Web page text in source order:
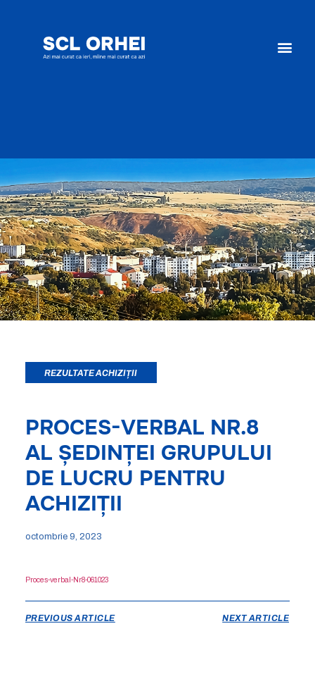
REZULTATE ACHIZIȚII
PROCES-VERBAL NR.8
AL ȘEDINȚEI GRUPULUI
DE LUCRU PENTRU
ACHIZIȚII
octombrie 9, 2023
Proces-verbal-Nr8-061023
PREVIOUS ARTICLE NEXT ARTICLE